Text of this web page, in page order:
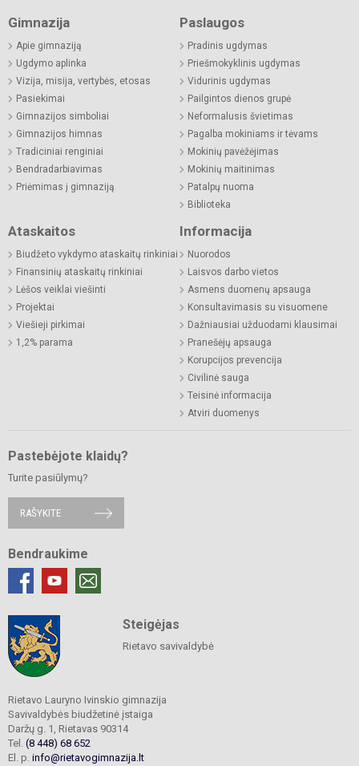
Gimnazija
Apie gimnaziją
Ugdymo aplinka
Vizija, misija, vertybės, etosas
Pasiekimai
Gimnazijos simboliai
Gimnazijos himnas
Tradiciniai renginiai
Bendradarbiavimas
Priėmimas į gimnaziją
Paslaugos
Pradinis ugdymas
Priešmokyklinis ugdymas
Vidurinis ugdymas
Pailgintos dienos grupė
Neformalusis švietimas
Pagalba mokiniams ir tėvams
Mokinių pavėžėjimas
Mokinių maitinimas
Patalpų nuoma
Biblioteka
Ataskaitos
Biudžeto vykdymo ataskaitų rinkiniai
Finansinių ataskaitų rinkiniai
Lėšos veiklai viešinti
Projektai
Viešieji pirkimai
1,2% parama
Informacija
Nuorodos
Laisvos darbo vietos
Asmens duomenų apsauga
Konsultavimasis su visuomene
Dažniausiai užduodami klausimai
Pranešėjų apsauga
Korupcijos prevencija
Civilinė sauga
Teisinė informacija
Atviri duomenys
Pastebėjote klaidų?
Turite pasiūlymų?
RAŠYKITE
Bendraukime
Steigėjas
Rietavo savivaldybė
Rietavo Lauryno Ivinskio gimnazija
Savivaldybės biudžetinė įstaiga
Daržų g. 1, Rietavas 90314
Tel. (8 448) 68 652
El. p. info@rietavogimnazija.lt